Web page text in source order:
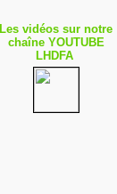
Les vidéos sur notre
chaîne YOUTUBE
LHDFA